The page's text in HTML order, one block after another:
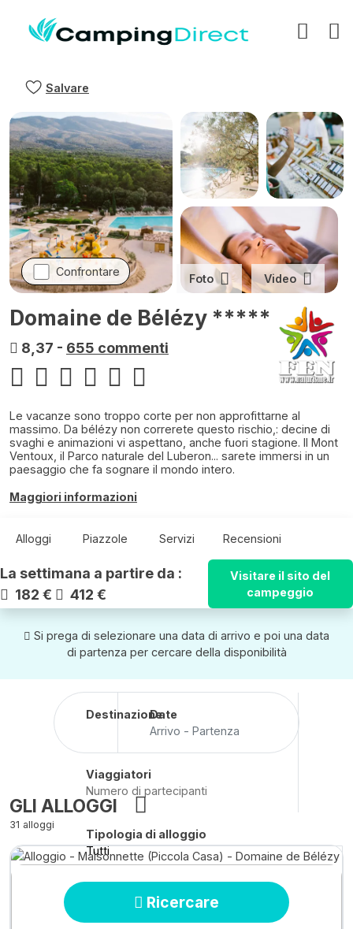
Salvare
Confrontare
Foto Video
Domaine de Bélézy *****
8,37 - 655 commenti
Le vacanze sono troppo corte per non approfittarne al
massimo. Da bélézy non correrete questo rischio,: decine di
svaghi e animazioni vi aspettano, anche fuori stagione. Il Mont
Ventoux, il Parco naturale del Luberon... sarete immersi in un
paesaggio che fa sognare il mondo intero.
Maggiori informazioni
Alloggi Piazzole Servizi Recensioni
La settimana a partire da :
182 €
412 €
Visitare il sito del
campeggio
Si prega di selezionare una data di arrivo e poi una data
di partenza per cercare della disponibilità
DestinazioneDate
Arrivo - Partenza
Viaggiatori
Tipologia di alloggio
Tutti
Ricercare
GLI ALLOGGI
31 alloggi